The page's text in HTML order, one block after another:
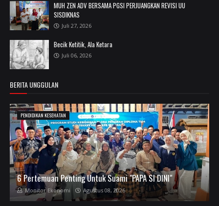
MUH ZEN ADV BERSAMA PGSI PERJUANGKAN REVISI UU
SISDIKNAS
Juli 27, 2026
Becik Ketitik, Ala Ketara
Juli 06, 2026
BERITA UNGGULAN
PENDIDIKAN KESEHATAN
6 Pertemuan Penting Untuk Suami "PAPA SI DINI"
Monitor Ekonomi Agustus 08, 2026